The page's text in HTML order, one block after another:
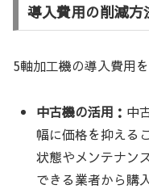
導入費用の削減
5軸加工機の導入費用
中古機の活用： 中
幅に価格を抑える
状態やメンテナン
できる業者から購